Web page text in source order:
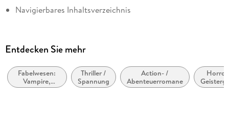
HarperCollins
mit Wasserzeichen versehen
Ja
Produktart
Navigierbares Inhaltsverzeichnis
AccessibilityFeedback@harpercollins.com
Entdecken Sie mehr
Fabelwesen:
Vampire,
Werwölfe &
Thriller /
Spannung
Action- /
Abenteuerromane